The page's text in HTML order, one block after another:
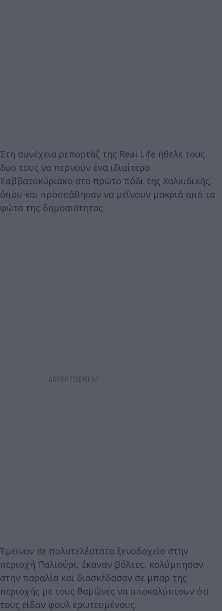
Στη συνέχεια ρεπορτάζ της Real Life ήθελε τους
δυο τους να περνούν ένα ιδιαίτερο
Σαββατοκύριακο στο πρώτο πόδι της Χαλκιδικής,
όπου και προσπάθησαν να μείνουν μακριά από τα
φώτα της δημοσιότητας.
Έμειναν σε πολυτελέστατο ξενοδοχείο στην
περιοχή Παλιούρι, έκαναν βόλτες, κολύμπησαν
στην παραλία και διασκέδασαν σε μπαρ της
περιοχής με τους θαμώνες να αποκαλύπτουν ότι
τους είδαν φουλ ερωτευμένους.